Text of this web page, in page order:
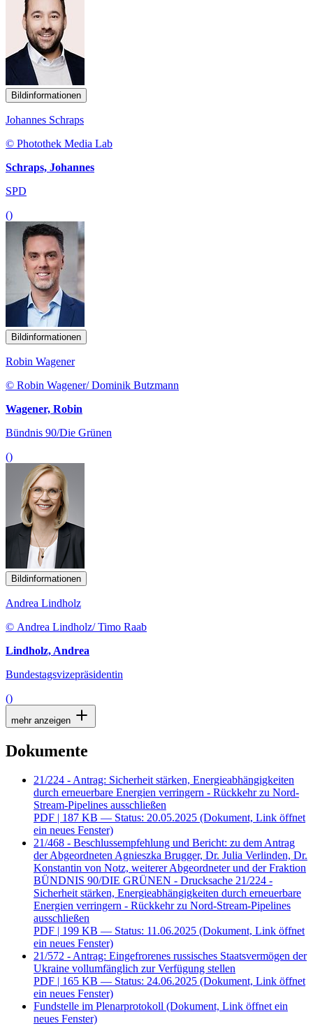
Bildinformationen
Johannes Schraps
© Photothek Media Lab
Schraps, Johannes
SPD
()
Bildinformationen
Robin Wagener
© Robin Wagener/ Dominik Butzmann
Wagener, Robin
Bündnis 90/Die Grünen
()
Bildinformationen
Andrea Lindholz
© Andrea Lindholz/ Timo Raab
Lindholz, Andrea
Bundestagsvizepräsidentin
()
mehr anzeigen
Dokumente
21/224 - Antrag: Sicherheit stärken, Energieabhängigkeiten
durch erneuerbare Energien verringern - Rückkehr zu Nord-
Stream-Pipelines ausschließen
PDF | 187 KB — Status: 20.05.2025 (Dokument, Link öffnet
ein neues Fenster)
21/468 - Beschlussempfehlung und Bericht: zu dem Antrag
der Abgeordneten Agnieszka Brugger, Dr. Julia Verlinden, Dr.
Konstantin von Notz, weiterer Abgeordneter und der Fraktion
BÜNDNIS 90/DIE GRÜNEN - Drucksache 21/224 -
Sicherheit stärken, Energieabhängigkeiten durch erneuerbare
Energien verringern - Rückkehr zu Nord-Stream-Pipelines
ausschließen
PDF | 199 KB — Status: 11.06.2025 (Dokument, Link öffnet
ein neues Fenster)
21/572 - Antrag: Eingefrorenes russisches Staatsvermögen der
Ukraine vollumfänglich zur Verfügung stellen
PDF | 165 KB — Status: 24.06.2025 (Dokument, Link öffnet
ein neues Fenster)
Fundstelle im Plenarprotokoll (Dokument, Link öffnet ein
neues Fenster)